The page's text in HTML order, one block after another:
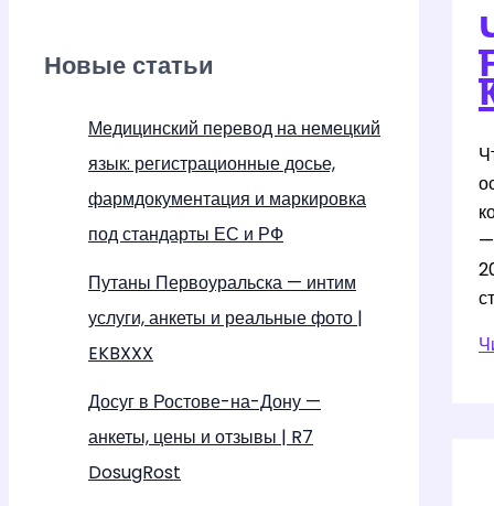
Новые статьи
Медицинский перевод на немецкий
язык: регистрационные досье,
фармдокументация и маркировка
под стандарты ЕС и РФ
Путаны Первоуральска — интим
услуги, анкеты и реальные фото |
EKBXXX
Досуг в Ростове-на-Дону —
анкеты, цены и отзывы | R7
DosugRost
—